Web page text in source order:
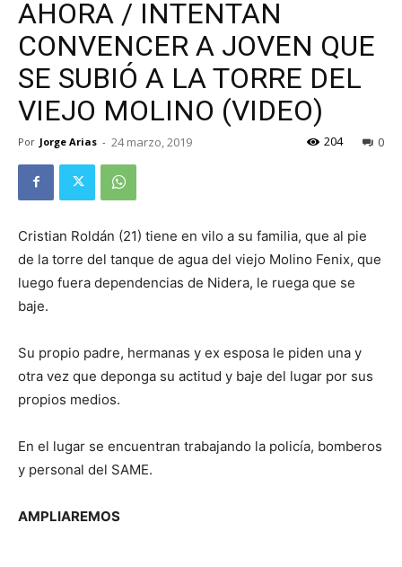
AHORA / INTENTAN
CONVENCER A JOVEN QUE
SE SUBIÓ A LA TORRE DEL
VIEJO MOLINO (VIDEO)
Por Jorge Arias - 24 marzo, 2019 0
204
Cristian Roldán (21) tiene en vilo a su familia, que al pie
de la torre del tanque de agua del viejo Molino Fenix, que
luego fuera dependencias de Nidera, le ruega que se
baje.
Su propio padre, hermanas y ex esposa le piden una y
otra vez que deponga su actitud y baje del lugar por sus
propios medios.
En el lugar se encuentran trabajando la policía, bomberos
y personal del SAME.
AMPLIAREMOS